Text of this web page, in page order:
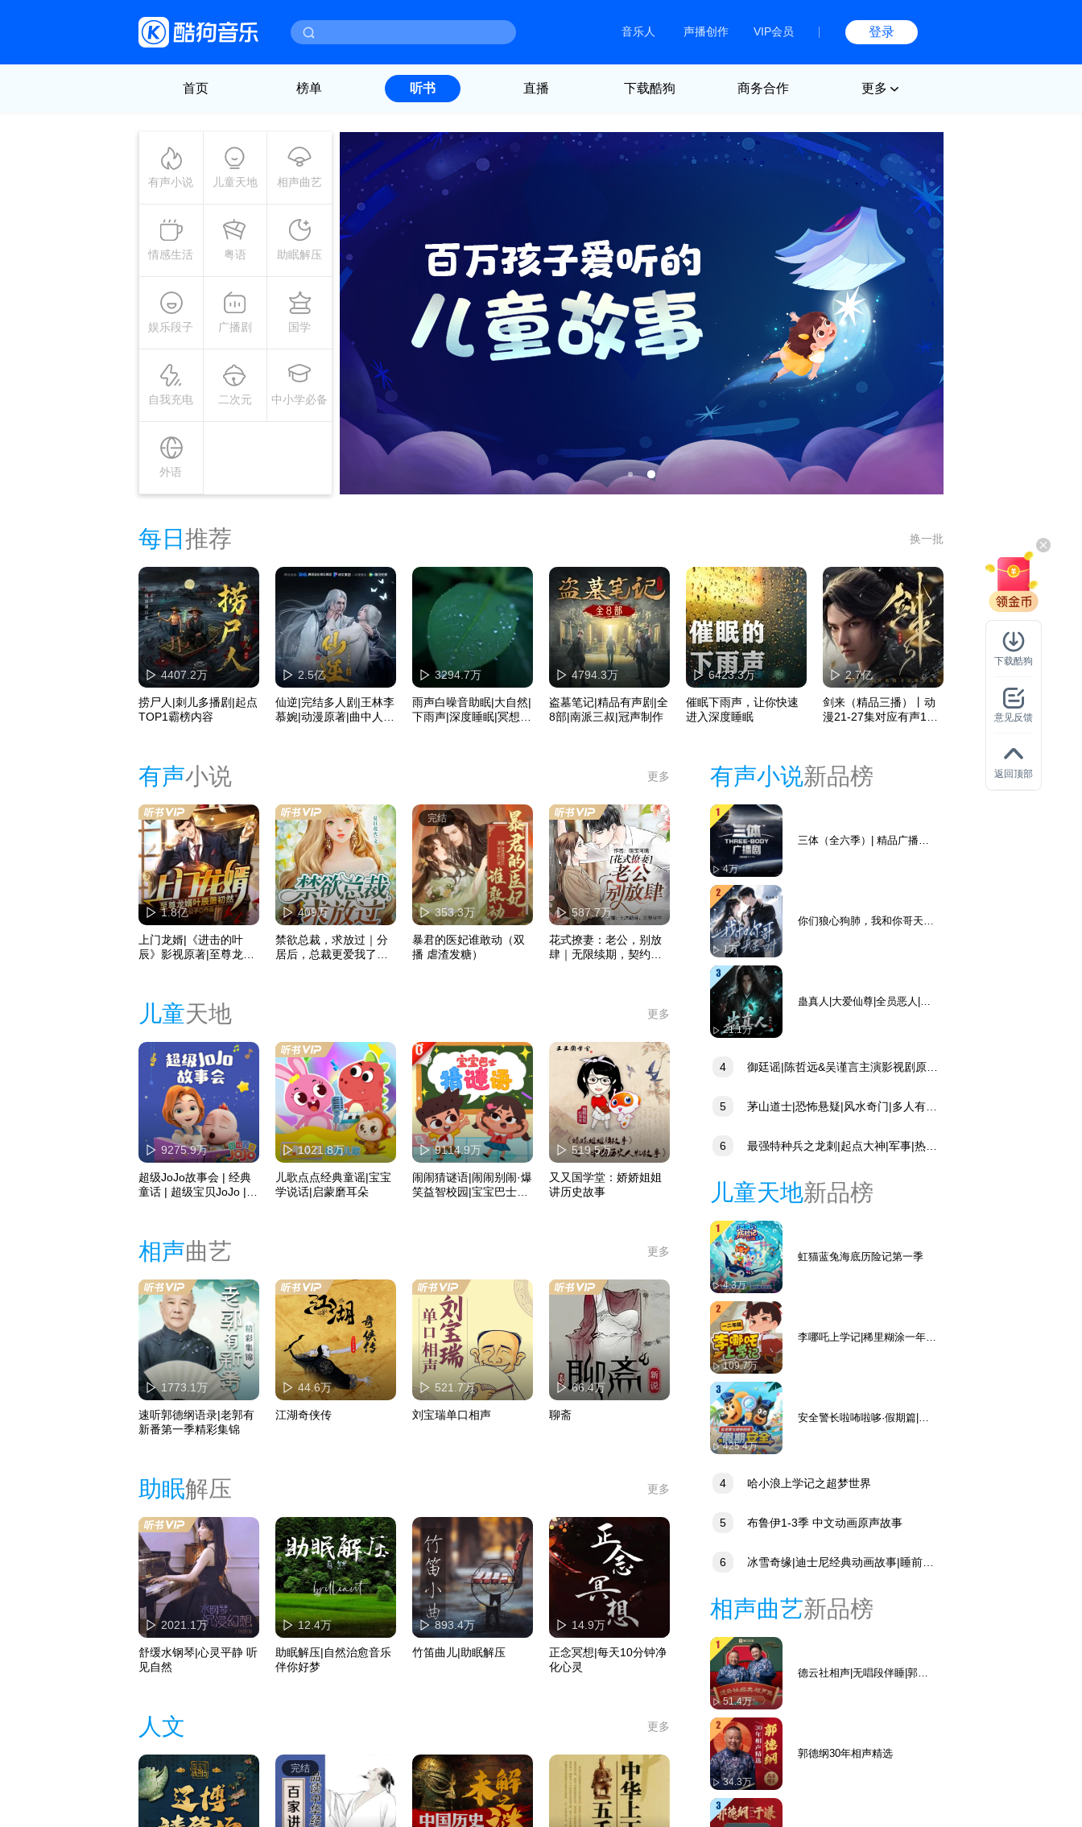
音乐人 声播创作 VIP会员 登录
首页 榜单 听书 直播 下载酷狗 商务合作 更多
有声小说 儿童天地 相声曲艺
情感生活 粤语 助眠解压
娱乐段子 广播剧 国学
自我充电 二次元 中小学必备
外语
每日 推荐 换一批
4407.2万
捞尸人|刺儿多播剧|起点
TOP1霸榜内容
2.5亿
仙逆|完结多人剧|王林李
慕婉|动漫原著|曲中人有
3294.7万
雨声白噪音助眠|大自然|
下雨声|深度睡眠|冥想疗
4794.3万
盗墓笔记|精品有声剧|全
8部|南派三叔|冠声制作
6423.3万
催眠下雨声，让你快速
进入深度睡眠
2.7亿
剑来（精品三播）丨动
漫21-27集对应有声152-
有声小说 更多
1.8亿
上门龙婿|《进击的叶
辰》影视原著|至尊龙婿|
409万
禁欲总裁，求放过｜分
居后，总裁更爱我了丨
完结
353.3万
暴君的医妃谁敢动（双
播 虐渣发糖）
587.7万
花式撩妻：老公，别放
肆｜无限续期，契约假
儿童天地 更多
9275.9万
超级JoJo故事会 | 经典
童话 | 超级宝贝JoJo |
1021.8万
儿歌点点经典童谣|宝宝
学说话|启蒙磨耳朵
9114.9万
闹闹猜谜语|闹闹别闹·爆
笑益智校园|宝宝巴士故
519.5万
又又国学堂：娇娇姐姐
讲历史故事
相声曲艺 更多
1773.1万
速听郭德纲语录|老郭有
新番第一季精彩集锦
44.6万
江湖奇侠传
521.7万
刘宝瑞单口相声
66.4万
聊斋
助眠解压 更多
2021.1万
舒缓水钢琴|心灵平静 听
见自然
12.4万
助眠解压|自然治愈音乐
伴你好梦
893.4万
竹笛曲儿|助眠解压
14.9万
正念冥想|每天10分钟净
化心灵
人文 更多
完结
有声小说新品榜
4万
三体（全六季）| 精品广播
1万
你们狼心狗肺，我和你哥天生
21.1万
蛊真人|大爱仙尊|全员恶人|杀
4
多人有声剧
5
6
儿童天地新品榜
4.3万
虹猫蓝兔海底历险记第一季
109.7万
李哪吒上学记|稀里糊涂一年级
425.4万
安全警长啦咘啦哆·假期篇|宝
4 哈小浪上学记之超梦世界
5 布鲁伊1-3季 中文动画原声故事
6
相声曲艺新品榜
51.4万
德云社相声|无唱段伴睡|郭德
34.3万
郭德纲30年相声精选
下载酷狗
意见反馈
返回顶部